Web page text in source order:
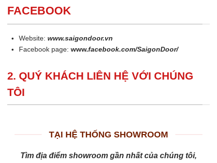
FACEBOOK
Website:www.saigondoor.vn
Facebook page:www.facebook.com/SaigonDoor/
2. QUÝ KHÁCH LIÊN HỆ VỚI CHÚNG
TÔI
TẠI HỆ THỐNG SHOWROOM
Tìm địa điểm showroom gần nhất của chúng tôi,